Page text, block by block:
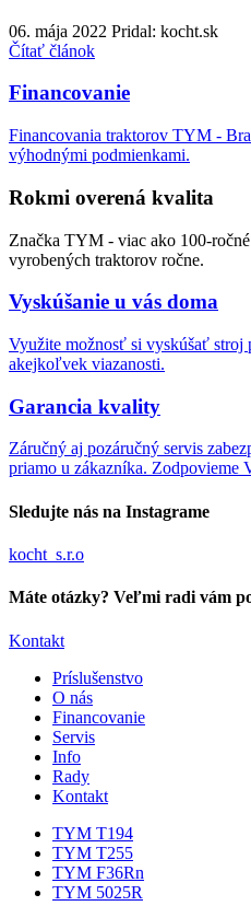
06. mája 2022 Pridal: kocht.sk
Čítať článok
Financovanie
Financovania traktorov TYM -
výhodnými podmienkami.
Rokmi overená kvalita
Značka TYM - viac ako 100-
vyrobených traktorov ročne.
Vyskúšanie u vás doma
Využite možnosť si vyskúšať stroj
akejkoľvek viazanosti.
Garancia kvality
Záručný aj pozáručný servis
priamo u zákazníka. Zodpovieme
Sledujte nás na Instagrame
kocht_s.r.o
Máte otázky? Veľmi radi vám
Kontakt
Príslušenstvo
O nás
Financovanie
Servis
Info
Rady
Kontakt
TYM T194
TYM T255
TYM F36Rn
TYM 5025R